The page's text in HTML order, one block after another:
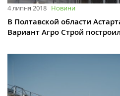
4 липня 2018 Новини
В Полтавской области
Вариант Агро Строй